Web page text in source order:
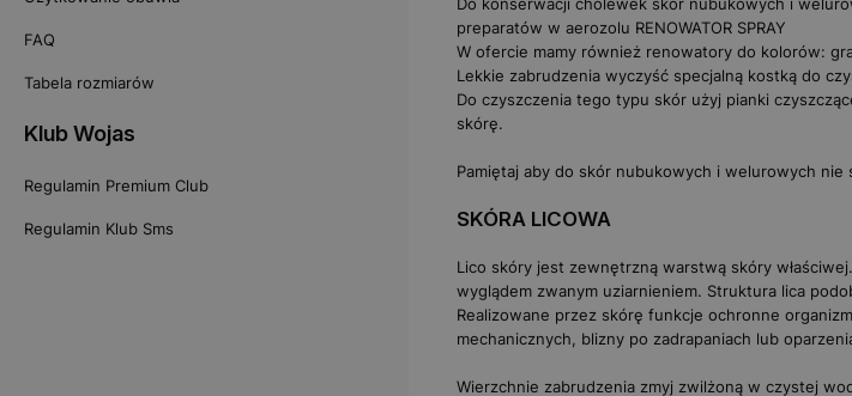
preparatów w aerozolu RENOWATOR SPRAY
W ofercie mamy również renowatory do kolorów:
Lekkie zabrudzenia wyczyść specjalną kostką do
Do czyszczenia tego typu skór użyj pianki
skórę.
Pamiętaj aby do skór nubukowych i welurowych nie
SKÓRA LICOWA
Lico skóry jest zewnętrzną warstwą skóry
wyglądem zwanym uziarnieniem. Struktura lica
Realizowane przez skórę funkcje ochronne
mechanicznych, blizny po zadrapaniach lub
Wierzchnie zabrudzenia zmyj zwilżoną w czystej
FAQ
Tabela rozmiarów
Klub Wojas
Regulamin Premium Club
Regulamin Klub Sms